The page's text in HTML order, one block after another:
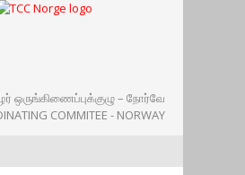
ஒருங்கிணைப்புக்குழு – நோர்வே
COMMITEE - NORWAY